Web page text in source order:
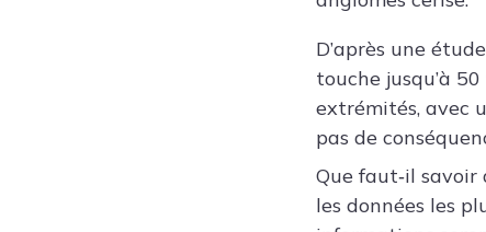
D’après une
touche jusqu’à
extrémités, avec
pas de
Que faut‑il savoir
les données les